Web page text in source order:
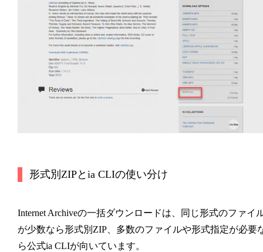
形式別ZIPとia CLIの使い分け
Internet Archiveの一括ダウンロードは、同じ形式のファイ
が少数なら形式別ZIP、多数のファイルや形式指定が必要
ら公式ia CLIが向いています。